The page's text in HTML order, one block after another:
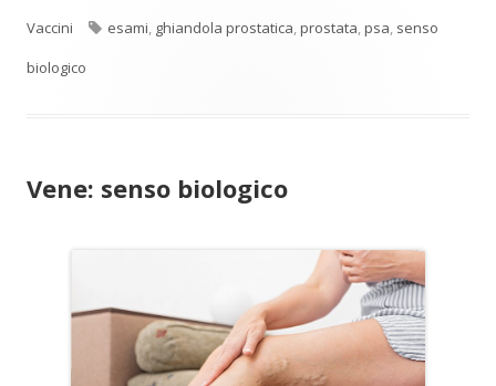
Vaccini
Tag
esami, ghiandola prostatica,prostata,psa, senso
biologico
Vene: senso biologico